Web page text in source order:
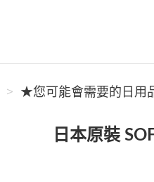
★您可能會需要的日
日本原裝